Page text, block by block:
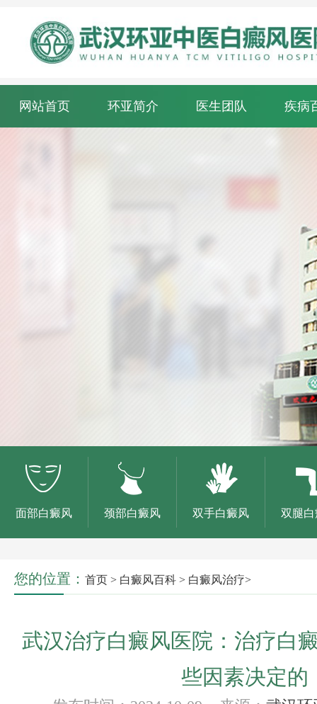
网站首页 环亚简介 医生团队 疾病
面部白癜风 颈部白癜风 双手白癜风 双腿
您的位置： 首页 > 白癜风百科 > 白癜风治疗>
武汉治疗白癜风医院：治疗白
些因素决定的